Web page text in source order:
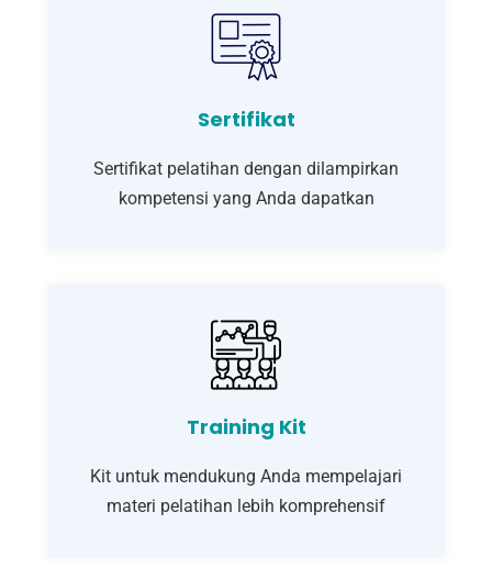
Sertifikat
Sertifikat pelatihan dengan dilampirkan
kompetensi yang Anda dapatkan
Training Kit
Kit untuk mendukung Anda mempelajari
materi pelatihan lebih komprehensif